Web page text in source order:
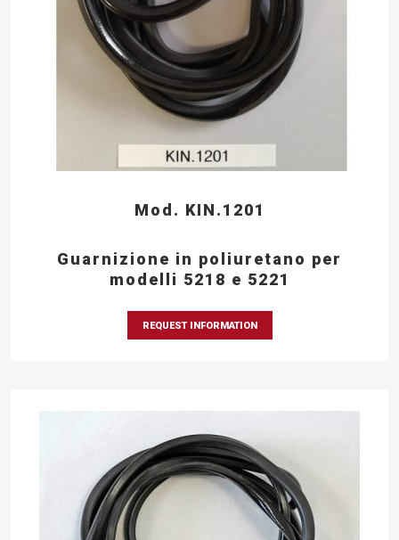
Mod. KIN.1201
Guarnizione in poliuretano per
modelli 5218 e 5221
REQUEST INFORMATION